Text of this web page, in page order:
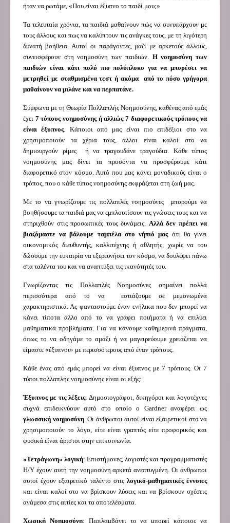
ήταν να ρωτάμε, «Που είναι έξυπνο το παιδί μου;»
Τα τελευταία χρόνια, τα παιδιά μαθαίνουν πώς να συνυπάρχουν με
τους άλλους και πως να καλύπτουν τις ανάγκες τους, με τη λιγότερη
δυνατή βοήθεια. Αυτοί οι παράγοντες, μαζί με αρκετούς άλλους,
συνεισφέρουν στη νοημοσύνη των παιδιών. Η νοημοσύνη των
παιδιών είναι κάτι πολύ πιο πολύπλοκο για να μπορέσει να
μετρηθεί με σταθμισμένα τεστ ή ακόμα από το πόσο γρήγορα
μαθαίνουν να μιλάνε και να περπατάνε.
Σύμφωνα με τη Θεωρία Πολλαπλής Νοημοσύνης, καθένας από εμάς
έχει 7 τύπους νοημοσύνης ή αλλιώς 7 διαφορετικούς τρόπους να
είναι έξυπνος. Κάποιοι από μας είναι πιο επιδέξιοι στο να
χρησιμοποιούν τα χέρια τους, άλλοι είναι καλοί στο να
δημιουργούν ρίμες ή να τραγουδάνε τραγούδια. Κάθε τύπος
νοημοσύνης μας δίνει τα προσόντα να προσφέρουμε κάτι
διαφορετικό στον κόσμο. Αυτό που μας κάνει μοναδικούς είναι ο
τρόπος, που ο κάθε τύπος νοημοσύνης εκφράζεται στη ζωή μας.
Με το να γνωρίζουμε τις πολλαπλές νοημοσύνες μπορούμε να
βοηθήσουμε τα παιδιά μας να εμπλουτίσουν τις γνώσεις τους και να
στηριχθούν στις προσωπικές τους δυνάμεις. Αλλά δεν πρέπει να
βιαζόμαστε να βάλουμε ταμπέλα στο νήπιό μαςότι θα γίνει
οικονομικός διευθυντής, καλλιτέχνης ή αθλητής, χωρίς να του
δώσουμε την ευκαιρία να εξερευνήσει τον κόσμο, να δουλέψει πάνω
στα ταλέντα του και να αναπτύξει τις ικανότητές του.
Γνωρίζοντας τις Πολλαπλές Νοημοσύνες σημαίνει πολλά
περισσότερα από το να εστιάζουμε σε μεμονωμένα
χαρακτηριστικά. Ας φανταστούμε έναν ενήλικα που δεν μπορεί να
κάνει τίποτα άλλο από το να γράφει ποιήματα ή να επιλύει
μαθηματικά προβλήματα. Για να κάνουμε καθημερινά πράγματα,
όπως το να οδηγάμε το αμάξι ή να μαγειρεύουμε χρειάζεται να
είμαστε «έξυπνοι» με περισσότερους από έναν τρόπους.
Κάθε ένας από εμάς μπορεί να είναι έξυπνος με 7 τρόπους. Οι 7
τύποι πολλαπλής νοημοσύνης είναι οι εξής:
Έξυπνος με τις λέξεις: Δημοσιογράφοι, δικηγόροι και λογοτέχνες
συχνά επιδεικνύουν αυτό στο οποίο ο Gardner αναφέρει ως
γλωσσική νοημοσύνη. Οι άνθρωποι αυτοί είναι εξαιρετικοί στο να
χρησιμοποιούν το λόγο, είτε είναι γραπτός είτε προφορικός και
φυσικά είναι άριστοι στην επικοινωνία.
«Τετράγωνη» λογική: Επιστήμονες, λογιστές και προγραμματιστές
Η/Υ έχουν αυτή την νοημοσύνη αρκετά ανεπτυγμένη. Οι άνθρωποι
αυτοί έχουν εξαιρετικό ταλέντο στις λογικό-μαθηματικές έννοιες
και είναι καλοί στο να βρίσκουν λύσεις και να βρίσκουν σχέσεις
ανάμεσα στις αιτίες και τα αποτελέσματα.
Χωρική Νοημοσύνη: Περιλαμβάνει το να μπορεί κάποιος να